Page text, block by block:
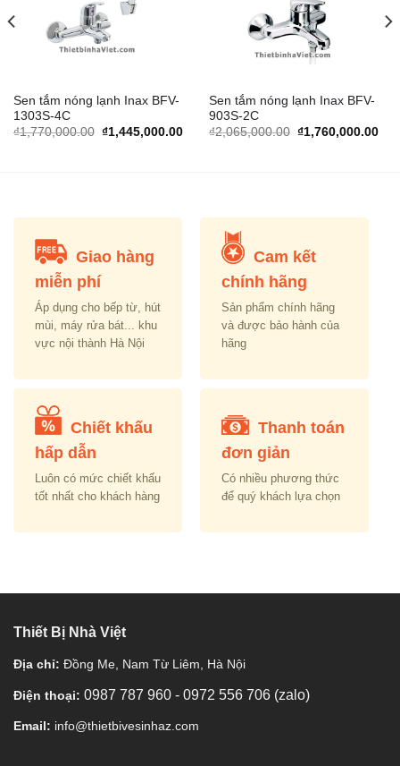
Sen tắm nóng lạnh Inax BFV-
1303S-4C
₫1,770,000.00 Original
₫1,445,000.00Current
Sen tắm nóng lạnh Inax BFV-
903S-2C
₫2,065,000.00 Original
₫1,760,000.00
Giao hàng
miễn phí
Áp dụng cho bếp từ, hút
mùi, máy rửa bát... khu
vực nội thành Hà Nội
Cam kết
chính hãng
Sản phẩm chính hãng
và được bảo hành của
hãng
Chiết khấu
hấp dẫn
Luôn có mức chiết khấu
tốt nhất cho khách hàng
Thanh toán
đơn giản
Có nhiều phương thức
để quý khách lựa chọn
Thiết Bị Nhà Việt
Địa chỉ: Đồng Me, Nam Từ Liêm, Hà Nội
Điện thoại: 0987 787 960 - 0972 556 706 (zalo)
Email: info@thietbivesinhaz.com